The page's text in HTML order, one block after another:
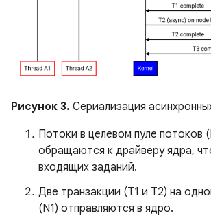
Рисунок 3. Сериализация
Потоки в целевом пуле потоков
обращаются к драйверу ядра,
входящих заданий.
Две транзакции (T1 и T2) на
(N1) отправляются в ядро.